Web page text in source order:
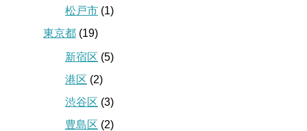
松戸市 (1)
東京都 (19)
新宿区 (5)
港区 (2)
渋谷区 (3)
豊島区 (2)